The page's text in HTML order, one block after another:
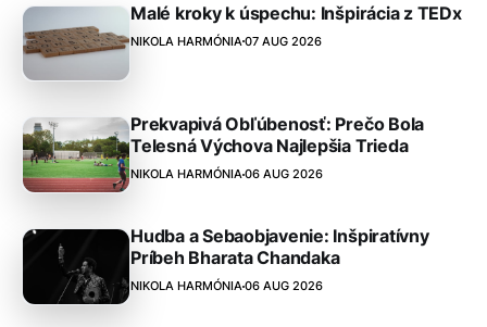
Malé kroky k úspechu: Inšpirácia z TEDx
NIKOLA HARMÓNIA07 AUG 2026
Prekvapivá Obľúbenosť: Prečo Bola
Telesná Výchova Najlepšia Trieda
NIKOLA HARMÓNIA06 AUG 2026
Hudba a Sebaobjavenie: Inšpiratívny
Príbeh Bharata Chandaka
NIKOLA HARMÓNIA06 AUG 2026